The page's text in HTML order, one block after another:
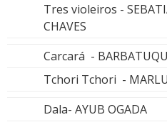
Tres violeiros -
CHAVES
Carcará -
Tchori Tchori -
Dala- AYUB OGADA